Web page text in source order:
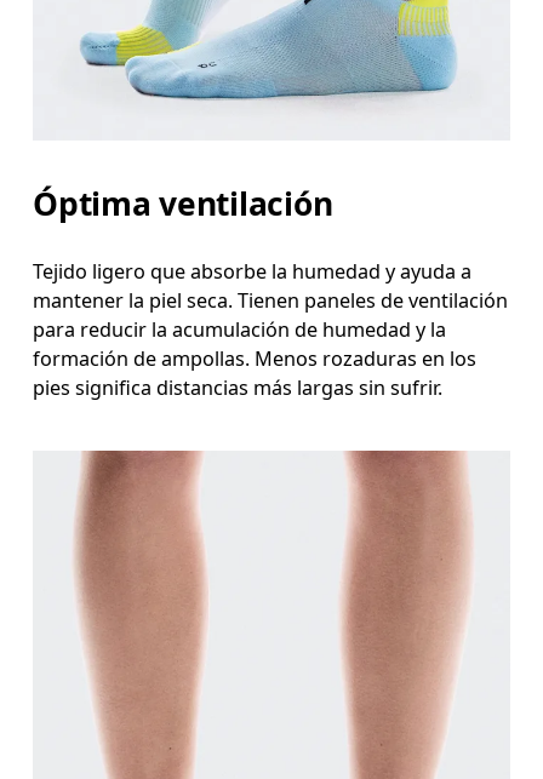
Óptima ventilación
Tejido ligero que absorbe la humedad y ayuda a
mantener la piel seca. Tienen paneles de ventilación
para reducir la acumulación de humedad y la
formación de ampollas. Menos rozaduras en los
pies significa distancias más largas sin sufrir.